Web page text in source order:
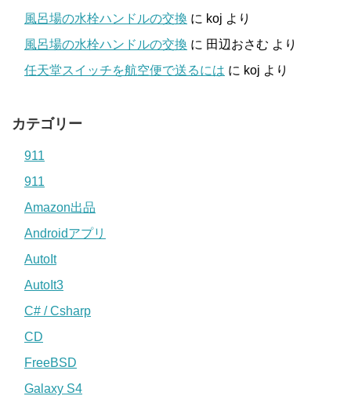
風呂場の水栓ハンドルの交換 に koj より
風呂場の水栓ハンドルの交換 に 田辺おさむ より
任天堂スイッチを航空便で送るには に koj より
カテゴリー
911
911
Amazon出品
Androidアプリ
AutoIt
AutoIt3
C# / Csharp
CD
FreeBSD
Galaxy S4